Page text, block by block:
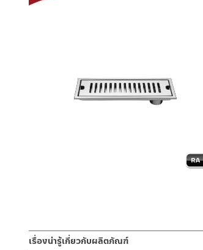
เรื่องน่ารู้เกี่ยวกับผลิตภัณฑ์